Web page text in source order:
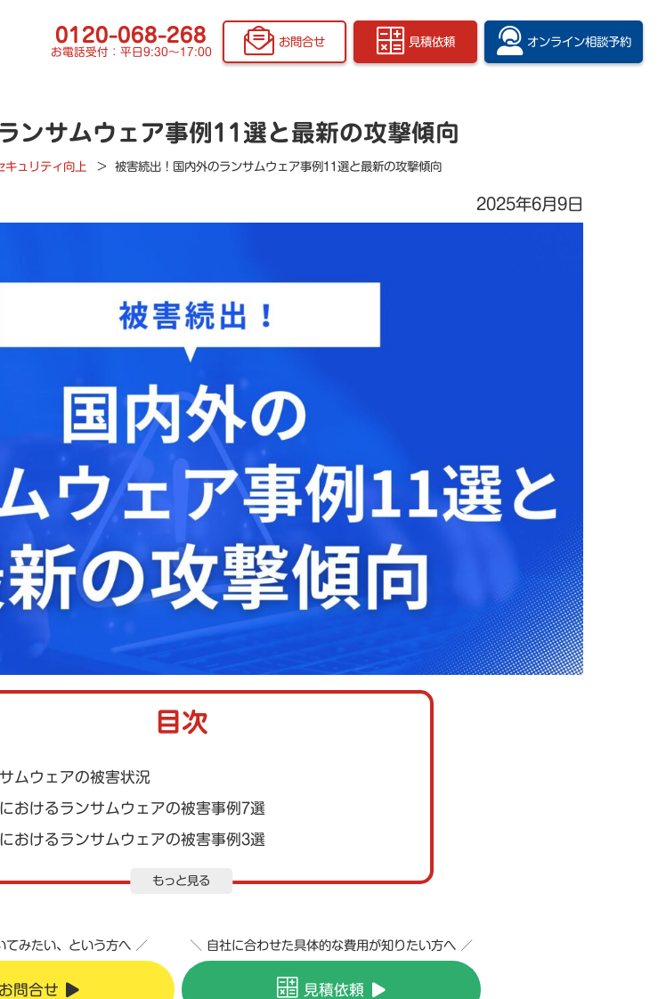
0120-068-268
お電話受付：平日9:30〜17:00
お問合せ 見積依頼 オンライン相談予約
ンサムウェア事例11選と最新の攻撃傾向
キュリティ向上 > 被害続出！国内外のランサムウェア事例11選と最新の攻撃傾向
2025年6月9日
目次
もっと見る
ムウェアの被害状況
おけるランサムウェアの被害事例7選
おけるランサムウェアの被害事例3選
てみたい、という方へ ／
お問合せ
＼ 自社に合わせた具体的な費用が知りたい方へ ／
見積依頼